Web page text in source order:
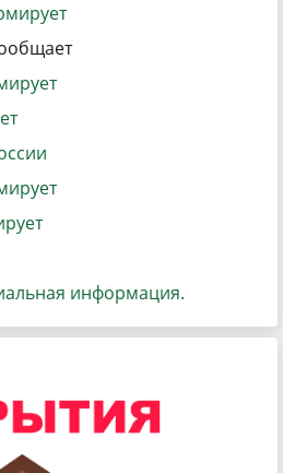
информация.